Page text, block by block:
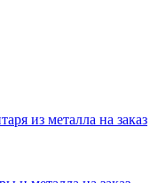
из металла на заказ